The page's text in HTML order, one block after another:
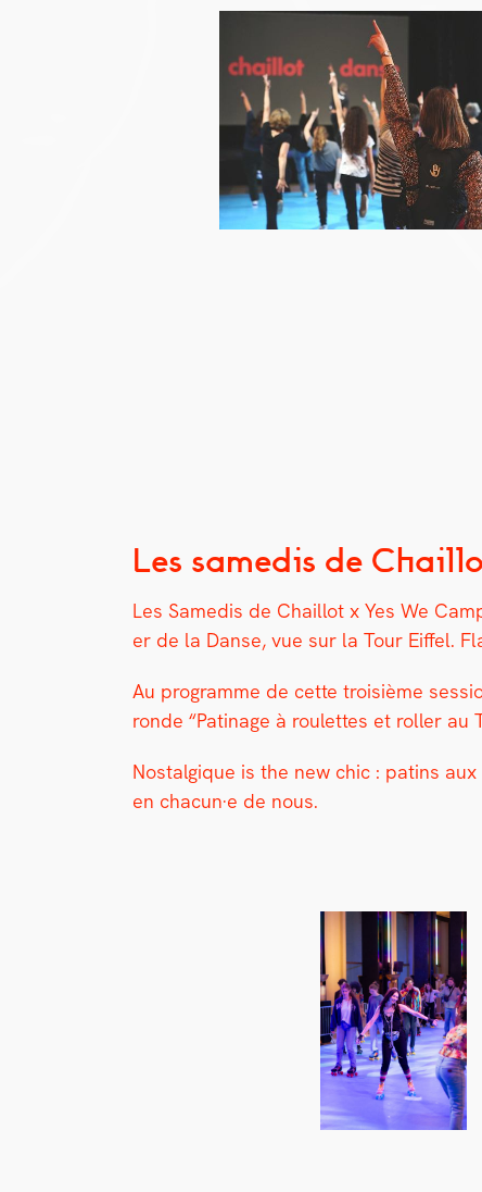
Les samedis de
Les Samedis de Chail­lot x Yes We
er de la Danse, vue sur la Tour Eif­fel.
Au pro­gramme de cette troisième
ronde “Pati­nage à roulettes et roller au
Nos­tal­gique is the new chic : patins
en chacun·e de nous.